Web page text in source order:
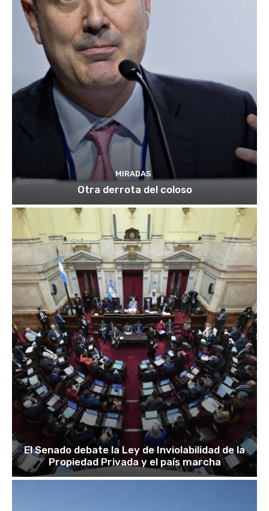
MIRADAS
Otra derrota del coloso
El Senado debate la Ley de Inviolabilidad de la
Propiedad Privada y el país marcha